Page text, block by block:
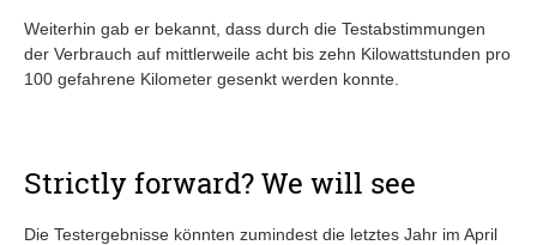
Weiterhin gab er bekannt, dass durch die Testabstimmungen
der Verbrauch auf mittlerweile acht bis zehn Kilowattstunden pro
100 gefahrene Kilometer gesenkt werden konnte.
Strictly forward? We will see
Die Testergebnisse könnten zumindest die letztes Jahr im April